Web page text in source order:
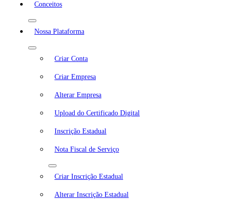
Conceitos
Nossa Plataforma
Criar Conta
Criar Empresa
Alterar Empresa
Upload do Certificado Digital
Inscrição Estadual
Nota Fiscal de Serviço
Criar Inscrição Estadual
Alterar Inscrição Estadual